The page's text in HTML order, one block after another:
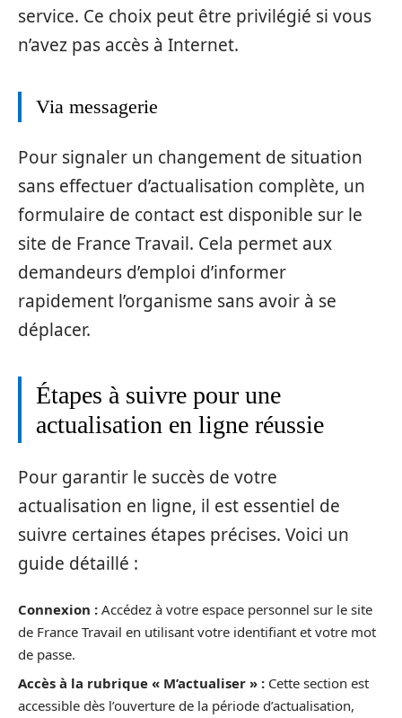
service. Ce choix peut être privilégié si vous
n’avez pas accès à Internet.
Via messagerie
Pour signaler un changement de situation
sans effectuer d’actualisation complète, un
formulaire de contact est disponible sur le
site de France Travail. Cela permet aux
demandeurs d’emploi d’informer
rapidement l’organisme sans avoir à se
déplacer.
Étapes à suivre pour une
actualisation en ligne réussie
Pour garantir le succès de votre
actualisation en ligne, il est essentiel de
suivre certaines étapes précises. Voici un
guide détaillé :
Connexion : Accédez à votre espace personnel sur le site
de France Travail en utilisant votre identifiant et votre mot
de passe.
Accès à la rubrique « M’actualiser » : Cette section est
accessible dès l’ouverture de la période d’actualisation,